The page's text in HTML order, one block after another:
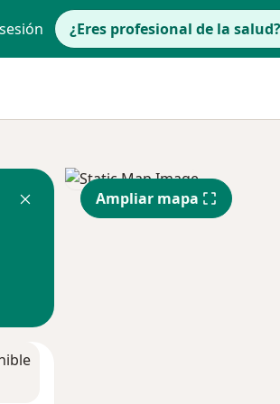
¿Eres profesional de la salud?
Ampliar mapa